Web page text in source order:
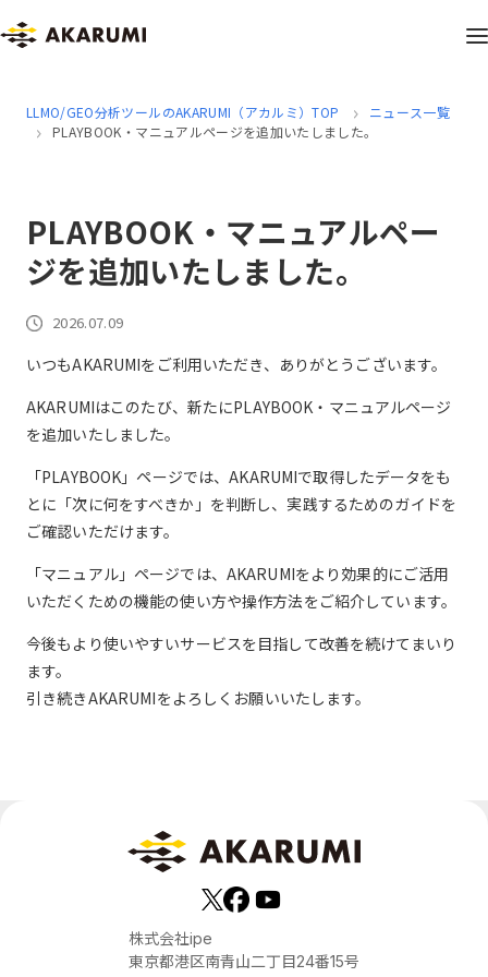
LLMO/GEO分析ツールのAKARUMI（アカルミ）TOP
ニュース一覧
PLAYBOOK・マニュアルページを追加いたしました。
PLAYBOOK・マニュアルペー
ジを追加いたしました。
2026.07.09
いつもAKARUMIをご利用いただき、ありがとうございます。
AKARUMIはこのたび、新たにPLAYBOOK・マニュアルページ
を追加いたしました。
「PLAYBOOK」ページでは、AKARUMIで取得したデータをも
とに「次に何をすべきか」を判断し、実践するためのガイドを
ご確認いただけます。
「マニュアル」ページでは、AKARUMIをより効果的にご活用
いただくための機能の使い方や操作方法をご紹介しています。
今後もより使いやすいサービスを目指して改善を続けてまいり
ます。
引き続きAKARUMIをよろしくお願いいたします。
株式会社ipe
東京都港区南青山二丁目24番15号